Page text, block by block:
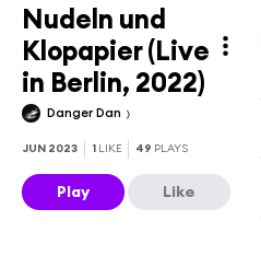
Nudeln und
Klopapier (Live
in Berlin, 2022)
Danger Dan
JUN 2023 1 LIKE 49 PLAYS
Play Like